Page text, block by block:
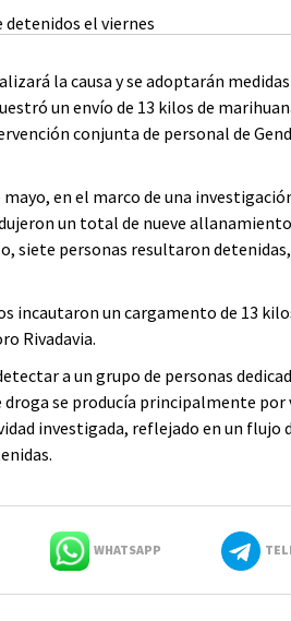
la causa y se adoptarán
un envío de 13 kilos de
conjunta de personal de
en el marco de una
un total de nueve
siete personas resultaron
incautaron un cargamento de 13
Rivadavia.
a un grupo de personas
droga se producía principalmente
investigada, reflejado en un flujo
WHATSAPP